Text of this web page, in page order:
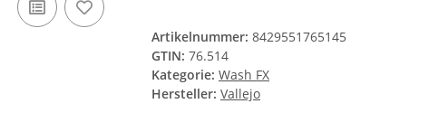
Artikelnummer: 8429551765145
GTIN: 76.514
Kategorie: Wash FX
Hersteller: Vallejo